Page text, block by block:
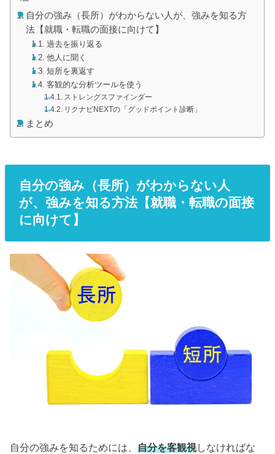
自分の強み（長所）がわからない人が、強みを知る方
法【就職・転職の面接に向けて】
過去を振り返る
他人に聞く
短所を裏返す
客観的な分析ツールを使う
ストレングスファインダー
リクナビNEXTの「グッドポイント診断」
まとめ
自分の強み（長所）がわからない人
が、強みを知る方法【就職・転職の面接
に向けて】
自分の強みを知るためには、自分を客観視しなければな